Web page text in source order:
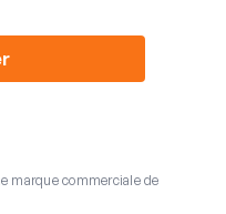
marque commerciale de